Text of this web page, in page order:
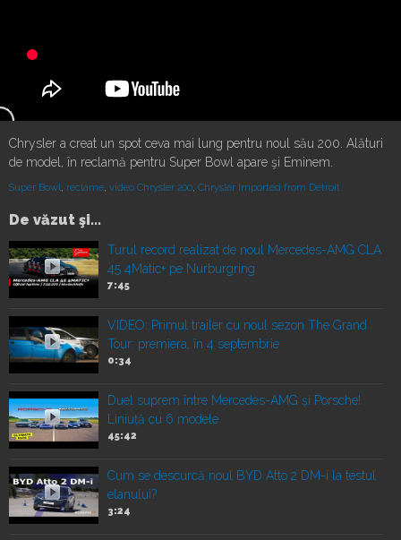
Chrysler a creat un spot ceva mai lung pentru noul său 200. Alături
de model, în reclamă pentru Super Bowl apare şi Eminem.
Super Bowl, reclame, video Chrysler 200, Chrysler Imported from Detroit
De văzut şi...
Turul record realizat de noul Mercedes-AMG CLA
45 4Matic+ pe Nurburgring
7:45
VIDEO: Primul trailer cu noul sezon The Grand
Tour: premiera, în 4 septembrie
0:34
Duel suprem între Mercedes-AMG și Porsche!
Liniuță cu 6 modele
45:42
Cum se descurcă noul BYD Atto 2 DM-i la testul
elanului?
3:24